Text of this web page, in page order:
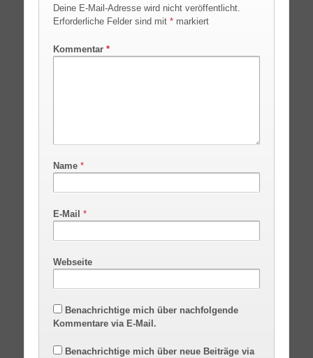
Deine E-Mail-Adresse wird nicht veröffentlicht.
Erforderliche Felder sind mit *markiert
Kommentar *
Name *
E-Mail *
Webseite
Benachrichtige mich über nachfolgende
Kommentare via E-Mail.
Benachrichtige mich über neue Beiträge via